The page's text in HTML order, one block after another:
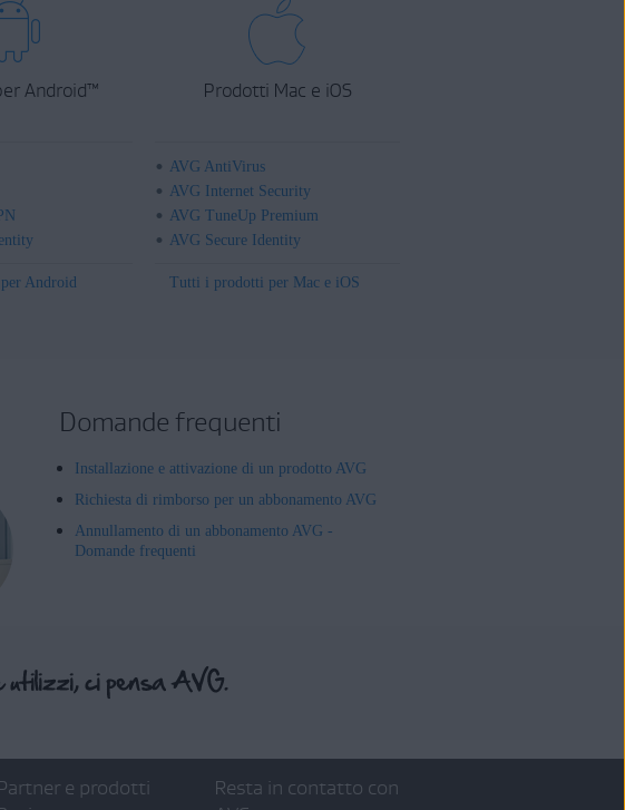
Android™
Android
Prodotti Mac e iOS
AVG AntiVirus
AVG Internet Security
AVG TuneUp Premium
AVG Secure Identity
Tutti i prodotti per Mac e iOS
Domande frequenti
Installazione e attivazione di un prodotto AVG
Richiesta di rimborso per un abbonamento AVG
Annullamento di un abbonamento AVG -
Domande frequenti
e prodotti
Resta in contatto con